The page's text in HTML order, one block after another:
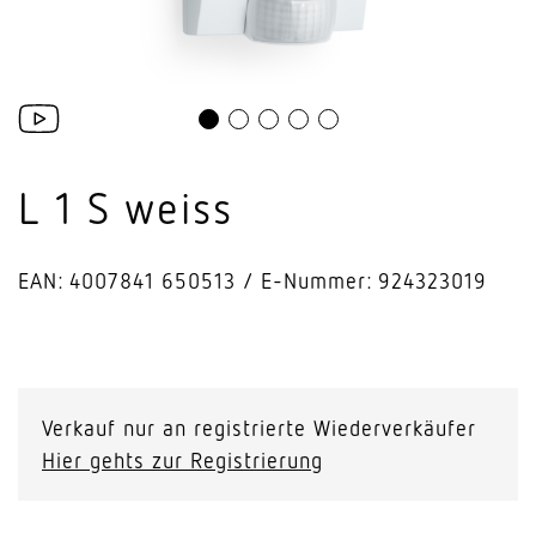
L 1 S weiss
EAN: 4007841 650513 E-Nummer: 924323019
weiss
Verkauf nur an registrierte Wiederverkäufer
Hier gehts zur Registrierung